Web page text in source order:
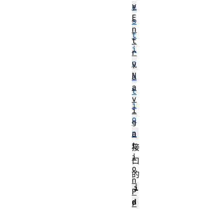
e
s
t
i
n
a
t
i
o
n
接
口
的
i
d
y
E
n
t
r
y
N
a
v
i
g
a
t
i
o
n
P
r